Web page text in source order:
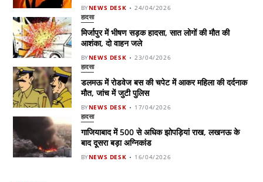
BYNEWS DESK 24/04/2026
हादसा
मिर्जापुर में भीषण सड़क हादसा, सात लोगों की मौत की
आशंका, दो वाहन जले
BYNEWS DESK 23/04/2026
हादसा
डलमऊ में रोडवेज बस की चपेट में आकर महिला की दर्दनाक
मौत, जांच में जुटी पुलिस
BYNEWS DESK 17/04/2026
हादसा
गाजियाबाद में 500 से अधिक झोपड़ियां राख, लखनऊ के
बाद दूसरा बड़ा अग्निकांड
BYNEWS DESK 16/04/2026